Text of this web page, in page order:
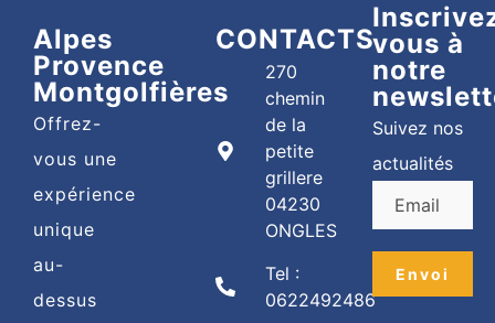
Alpes
Provence
Montgolfières
Offrez-
vous une
expérience
unique
au-
dessus
CONTACTS
270
chemin
de la
petite
grillere
04230
ONGLES
Tel :
0622492486
vous à
notre
Suivez nos
actualités